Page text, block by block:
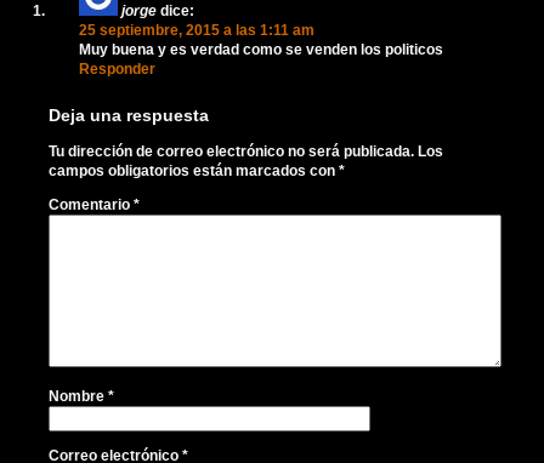
jorge dice:
25 septiembre, 2015 a las 1:11 am
Muy buena y es verdad como se venden los politicos
Responder
Deja una respuesta
Tu dirección de correo electrónico no será publicada. Los
campos obligatorios están marcados con *
Comentario *
Nombre *
Correo electrónico *